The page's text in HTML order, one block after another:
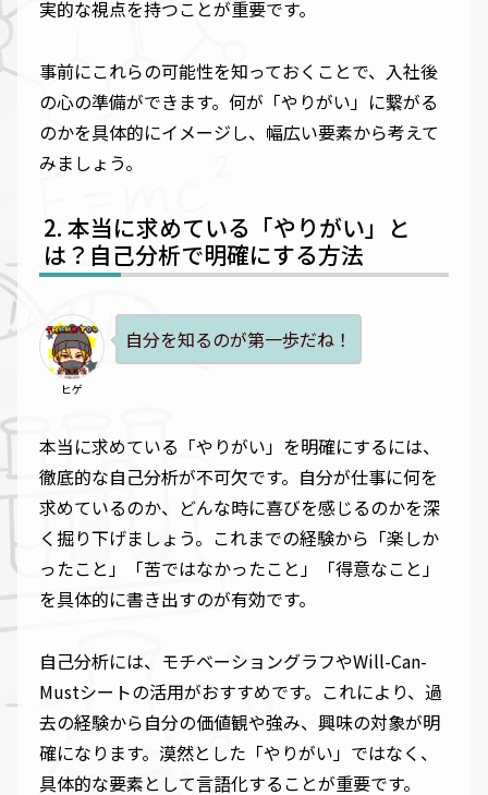
実的な視点を持つことが重要です。
事前にこれらの可能性を知っておくことで、入社後
の心の準備ができます。何が「やりがい」に繋がる
のかを具体的にイメージし、幅広い要素から考えて
みましょう。
本当に求めている「やりがい」と
は？自己分析で明確にする方法
ヒゲ
自分を知るのが第一歩だね！
本当に求めている「やりがい」を明確にするには、
徹底的な自己分析が不可欠です。自分が仕事に何を
求めているのか、どんな時に喜びを感じるのかを深
く掘り下げましょう。これまでの経験から「楽しか
ったこと」「苦ではなかったこと」「得意なこと」
を具体的に書き出すのが有効です。
自己分析には、モチベーショングラフやWill-Can-
Mustシートの活用がおすすめです。これにより、過
去の経験から自分の価値観や強み、興味の対象が明
確になります。漠然とした「やりがい」ではなく、
具体的な要素として言語化することが重要です。